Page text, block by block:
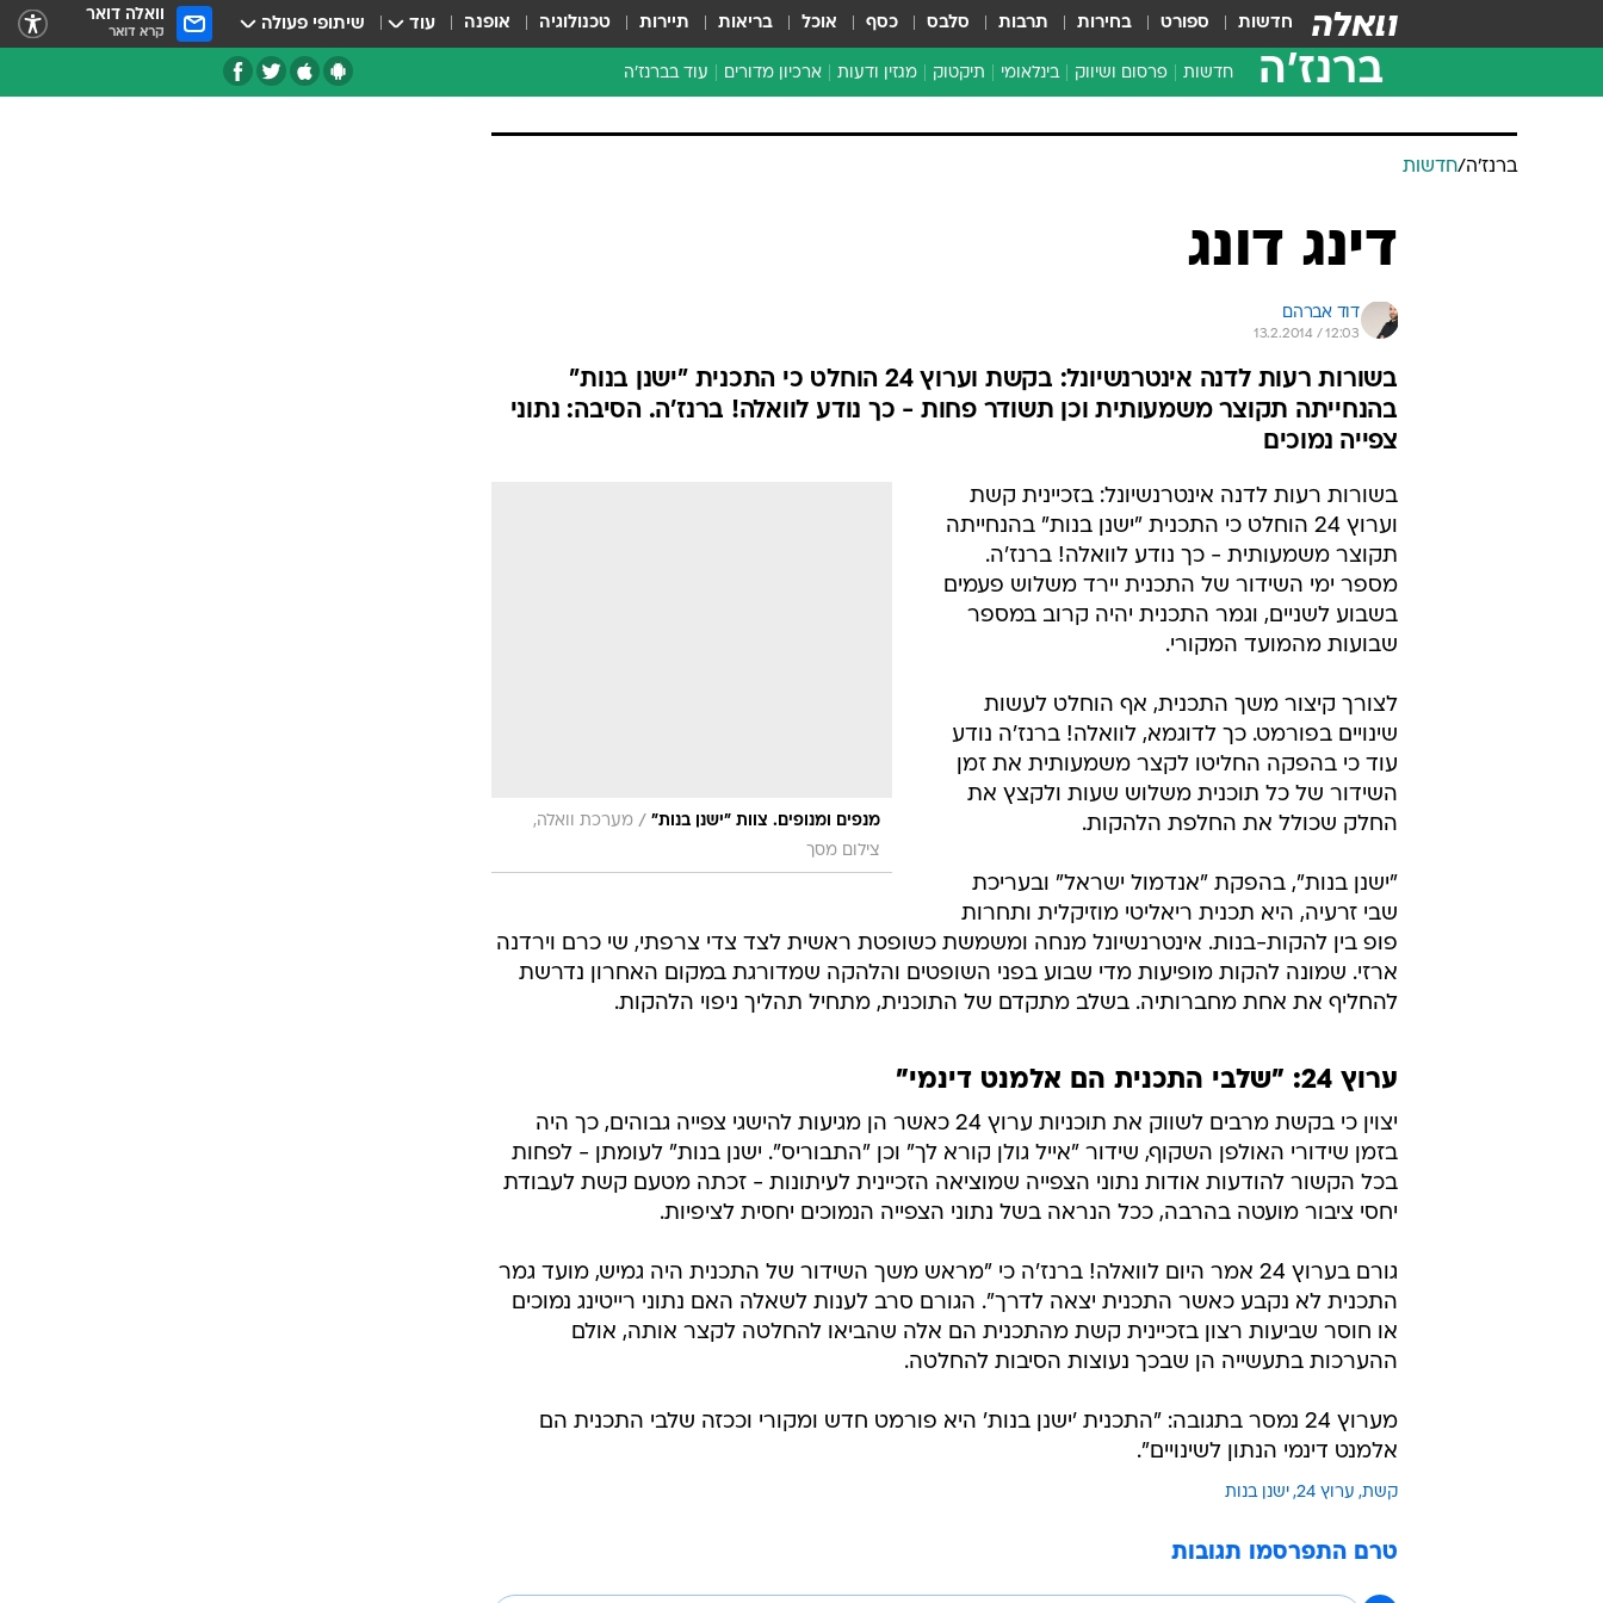
חדשות ספורט בחירות תרבות סלבס כסף אוכל בריאות תיירות טכנולוגיה אופנה עוד שיתופי פעולה וואלה דואר
קרא דואר
ברנז'ה חדשות פרסום ושיווק בינלאומי תיקטוק מגזין ודעות ארכיון מדורים עוד בברנז'ה
ברנז'ה/חדשות
דינג דונג
דוד אברהם
13.2.2014 / 12:03
בשורות רעות לדנה אינטרנשיונל: בקשת וערוץ 24 הוחלט כי התכנית "ישנן בנות"
בהנחייתה תקוצר משמעותית וכן תשודר פחות - כך נודע לוואלה! ברנז'ה. הסיבה: נתוני
צפייה נמוכים
מנפים ומנופים. צוות "ישנן בנות" / מערכת וואלה,
צילום מסך
בשורות רעות לדנה אינטרנשיונל: בזכיינית קשת
וערוץ 24 הוחלט כי התכנית "ישנן בנות" בהנחייתה
תקוצר משמעותית - כך נודע לוואלה! ברנז'ה.
מספר ימי השידור של התכנית יירד משלוש פעמים
בשבוע לשניים, וגמר התכנית יהיה קרוב במספר
שבועות מהמועד המקורי.
לצורך קיצור משך התכנית, אף הוחלט לעשות
שינויים בפורמט. כך לדוגמא, לוואלה! ברנז'ה נודע
עוד כי בהפקה החליטו לקצר משמעותית את זמן
השידור של כל תוכנית משלוש שעות ולקצץ את
החלק שכולל את החלפת הלהקות.
"ישנן בנות", בהפקת "אנדמול ישראל" ובעריכת
שבי זרעיה, היא תכנית ריאליטי מוזיקלית ותחרות
פופ בין להקות-בנות. אינטרנשיונל מנחה ומשמשת כשופטת ראשית לצד צדי צרפתי, שי כרם וירדנה
ארזי. שמונה להקות מופיעות מדי שבוע בפני השופטים והלהקה שמדורגת במקום האחרון נדרשת
להחליף את אחת מחברותיה. בשלב מתקדם של התוכנית, מתחיל תהליך ניפוי הלהקות.
ערוץ 24: "שלבי התכנית הם אלמנט דינמי"
יצוין כי בקשת מרבים לשווק את תוכניות ערוץ 24 כאשר הן מגיעות להישגי צפייה גבוהים, כך היה
בזמן שידורי האולפן השקוף, שידור "אייל גולן קורא לך" וכן "התבוריס". ישנן בנות" לעומתן - לפחות
בכל הקשור להודעות אודות נתוני הצפייה שמוציאה הזכיינית לעיתונות - זכתה מטעם קשת לעבודת
יחסי ציבור מועטה בהרבה, ככל הנראה בשל נתוני הצפייה הנמוכים יחסית לציפיות.
גורם בערוץ 24 אמר היום לוואלה! ברנז'ה כי "מראש משך השידור של התכנית היה גמיש, מועד גמר
התכנית לא נקבע כאשר התכנית יצאה לדרך". הגורם סרב לענות לשאלה האם נתוני רייטינג נמוכים
או חוסר שביעות רצון בזכיינית קשת מהתכנית הם אלה שהביאו להחלטה לקצר אותה, אולם
ההערכות בתעשייה הן שבכך נעוצות הסיבות להחלטה.
מערוץ 24 נמסר בתגובה: "התכנית 'ישנן בנות' היא פורמט חדש ומקורי וככזה שלבי התכנית הם
אלמנט דינמי הנתון לשינויים".
קשת ערוץ 24 ישנן בנות
טרם התפרסמו תגובות